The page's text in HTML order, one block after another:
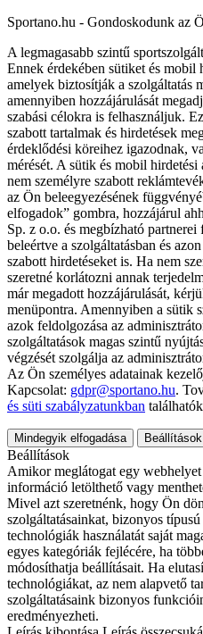
Sportano.hu - Gondoskodunk az
A legmagasabb szintű
Ennek érdekében sütiket és mobil
amelyek biztosítják a szolgáltatás
amennyiben hozzájárulását
szabási célokra is felhasználjuk.
szabott tartalmak és hirdetések
érdeklődési köreihez igazodnak,
mérését. A sütik és mobil
nem személyre szabott
az Ön beleegyezésének
elfogadok” gombra, hozzájárul
Sp. z o.o. és megbízható
beleértve a szolgáltatásban és
szabott hirdetéseket is. Ha nem
szeretné korlátozni annak
már megadott hozzájárulását,
menüpontra. Amennyiben a sütik
azok feldolgozása az
szolgáltatások magas szintű
végzését szolgálja az
Az Ön személyes adatainak
Kapcsolat: gdpr@sportano.hu.
és süti szabályzatunkban
Mindegyik elfogadása Beállítások
Beállítások
Amikor meglátogat egy
információ letölthető vagy
Mivel azt szeretnénk, hogy Ön
szolgáltatásainkat, bizonyos
technológiák használatát saját
egyes kategóriák fejlécére, ha
módosíthatja beállításait. Ha
technológiákat, az nem alapvető
szolgáltatásaink bizonyos
eredményezheti.